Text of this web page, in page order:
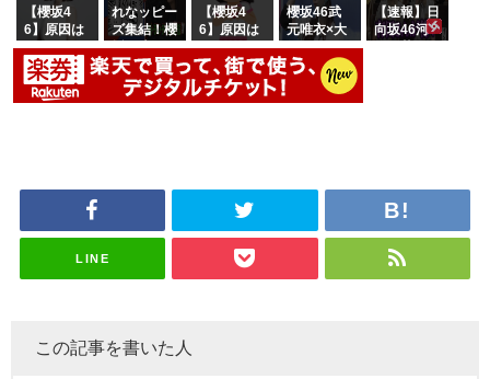
k』オフィ
シャルグッ
ズ絶賛販売
受付中
沼晶保【く
りぃむナン
タラ】
に。これで
事務所に所
属している
【櫻坂4
6】原因は
これか！？
大園玲、B
uddiesを
ざわつかせ
れなッピー
ズ集結！櫻
坂46守屋
麗奈×遠藤
理子、8/6
「ラヴィッ
【櫻坂4
6】原因は
これか！？
大園玲、B
uddiesを
ざわつかせ
櫻坂46武
元唯衣×大
沼晶保、お
風呂場のE
カップお姉
【速報】日
向坂46河
LINE
この記事を書いた人